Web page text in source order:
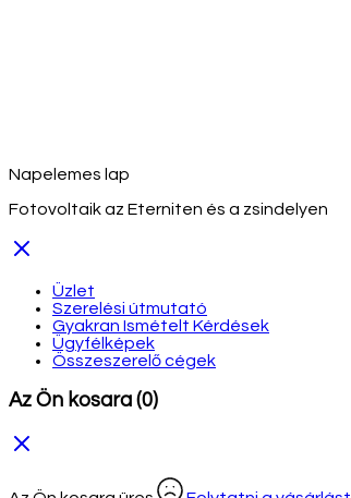
Napelemes lap
Fotovoltaik az Eterniten és a zsindelyen
Üzlet
Szerelési útmutató
Gyakran Ismételt Kérdések
Ügyfélképek
Összeszerelő cégek
Az Ön kosara (0)